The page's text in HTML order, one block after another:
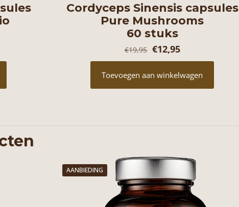
Cordyceps Sinensis capsules
Pure Mushrooms
60 stuks
€19,95 Oorspronkelijke
prijs
was:
€12,95Huidige
prijs
is:
Toevoegen aan winkelwagen
AANBIEDING